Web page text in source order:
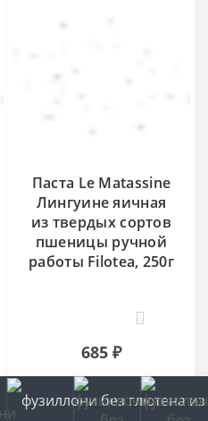
Паста Le Matassine
Лингуине яичная
из твердых сортов
пшеницы ручной
работы Filotea, 250г
685 ₽
КУПИТЬ